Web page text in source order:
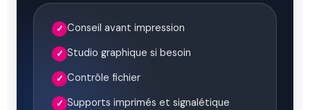
✓ Conseil avant impression
✓ Studio graphique si besoin
✓ Contrôle fichier
✓ Supports imprimés et signalétique